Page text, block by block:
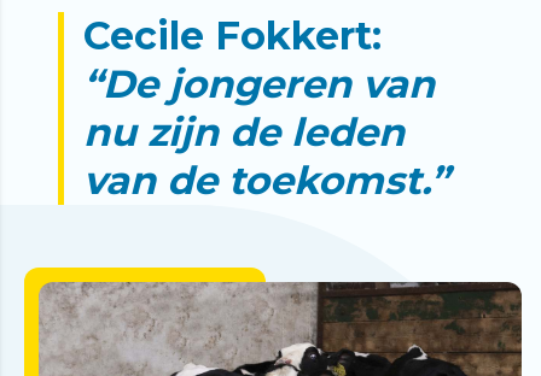
Cecile Fokkert:
“De jongeren van
nu zijn de leden
van de toekomst.”